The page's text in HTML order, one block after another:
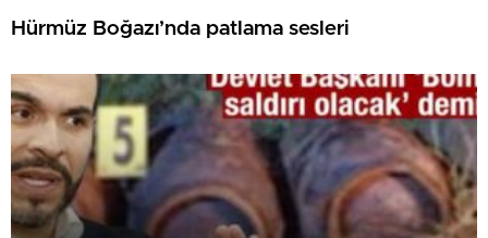
Hürmüz Boğazı’nda patlama sesleri